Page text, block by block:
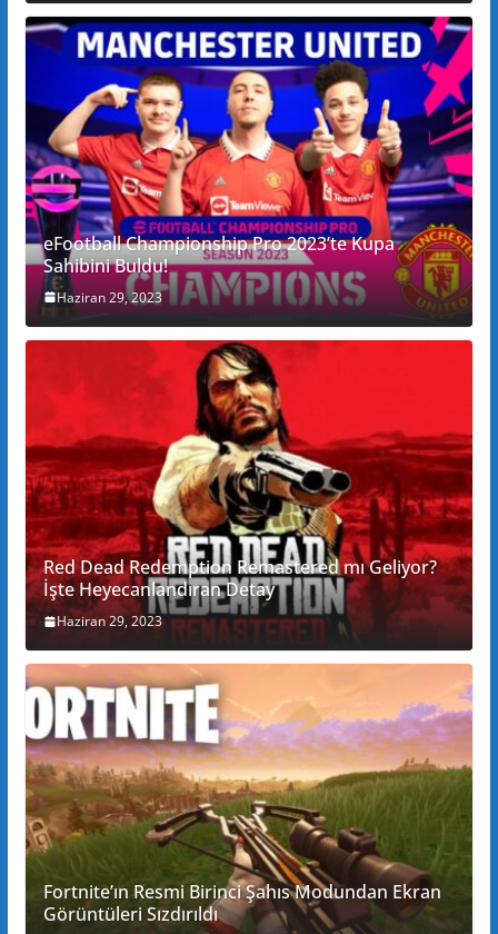
eFootball Championship Pro 2023’te Kupa
Sahibini Buldu!
Haziran 29, 2023
Red Dead Redemption Remastered mı Geliyor?
İşte Heyecanlandıran Detay
Haziran 29, 2023
Fortnite’ın Resmi Birinci Şahıs Modundan Ekran
Görüntüleri Sızdırıldı